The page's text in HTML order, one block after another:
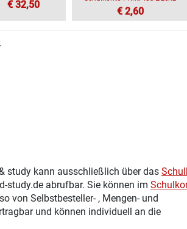
€ 32,50
€ 2,60
study kann ausschließlich über das
study.de abrufbar. Sie können im
von Selbstbesteller- , Mengen- und
und können individuell an die